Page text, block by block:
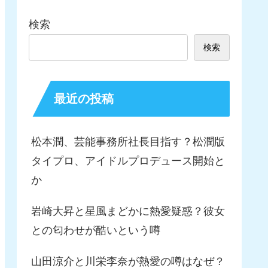
検索
検索
最近の投稿
松本潤、芸能事務所社長目指す？松潤版
タイプロ、アイドルプロデュース開始と
か
岩崎大昇と星風まどかに熱愛疑惑？彼女
との匂わせが酷いという噂
山田涼介と川栄李奈が熱愛の噂はなぜ？